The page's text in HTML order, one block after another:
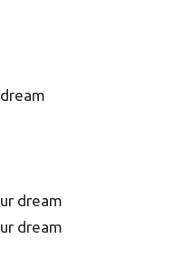
dream
dream